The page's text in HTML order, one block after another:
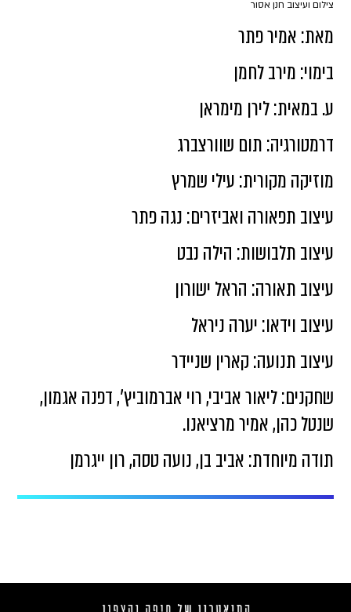
צילום ועיצוב חנן אסור
מאת: אמיר פתר
בימוי: מירב לחמן
ע. במאית: לירן מימראן
דרמטורגיה: תום שוורצברג
מוזיקה מקורית: עילי שמרץ
עיצוב תפאורה ואביזרים: נגה פתר
עיצוב תלבושות: הילה נבט
עיצוב תאורה: הראל ישורון
עיצוב וידאו: יערה ניראל
עיצוב תנועה: קארין שניידר
שחקנים: ליאור אביבי, רוי אברמוביץ׳, דפנה אגמון,
שנטל כהן, אמיר מרציאנו.
תודה מיוחדת: אביב בן, נועה טסה, רון ייגרמן